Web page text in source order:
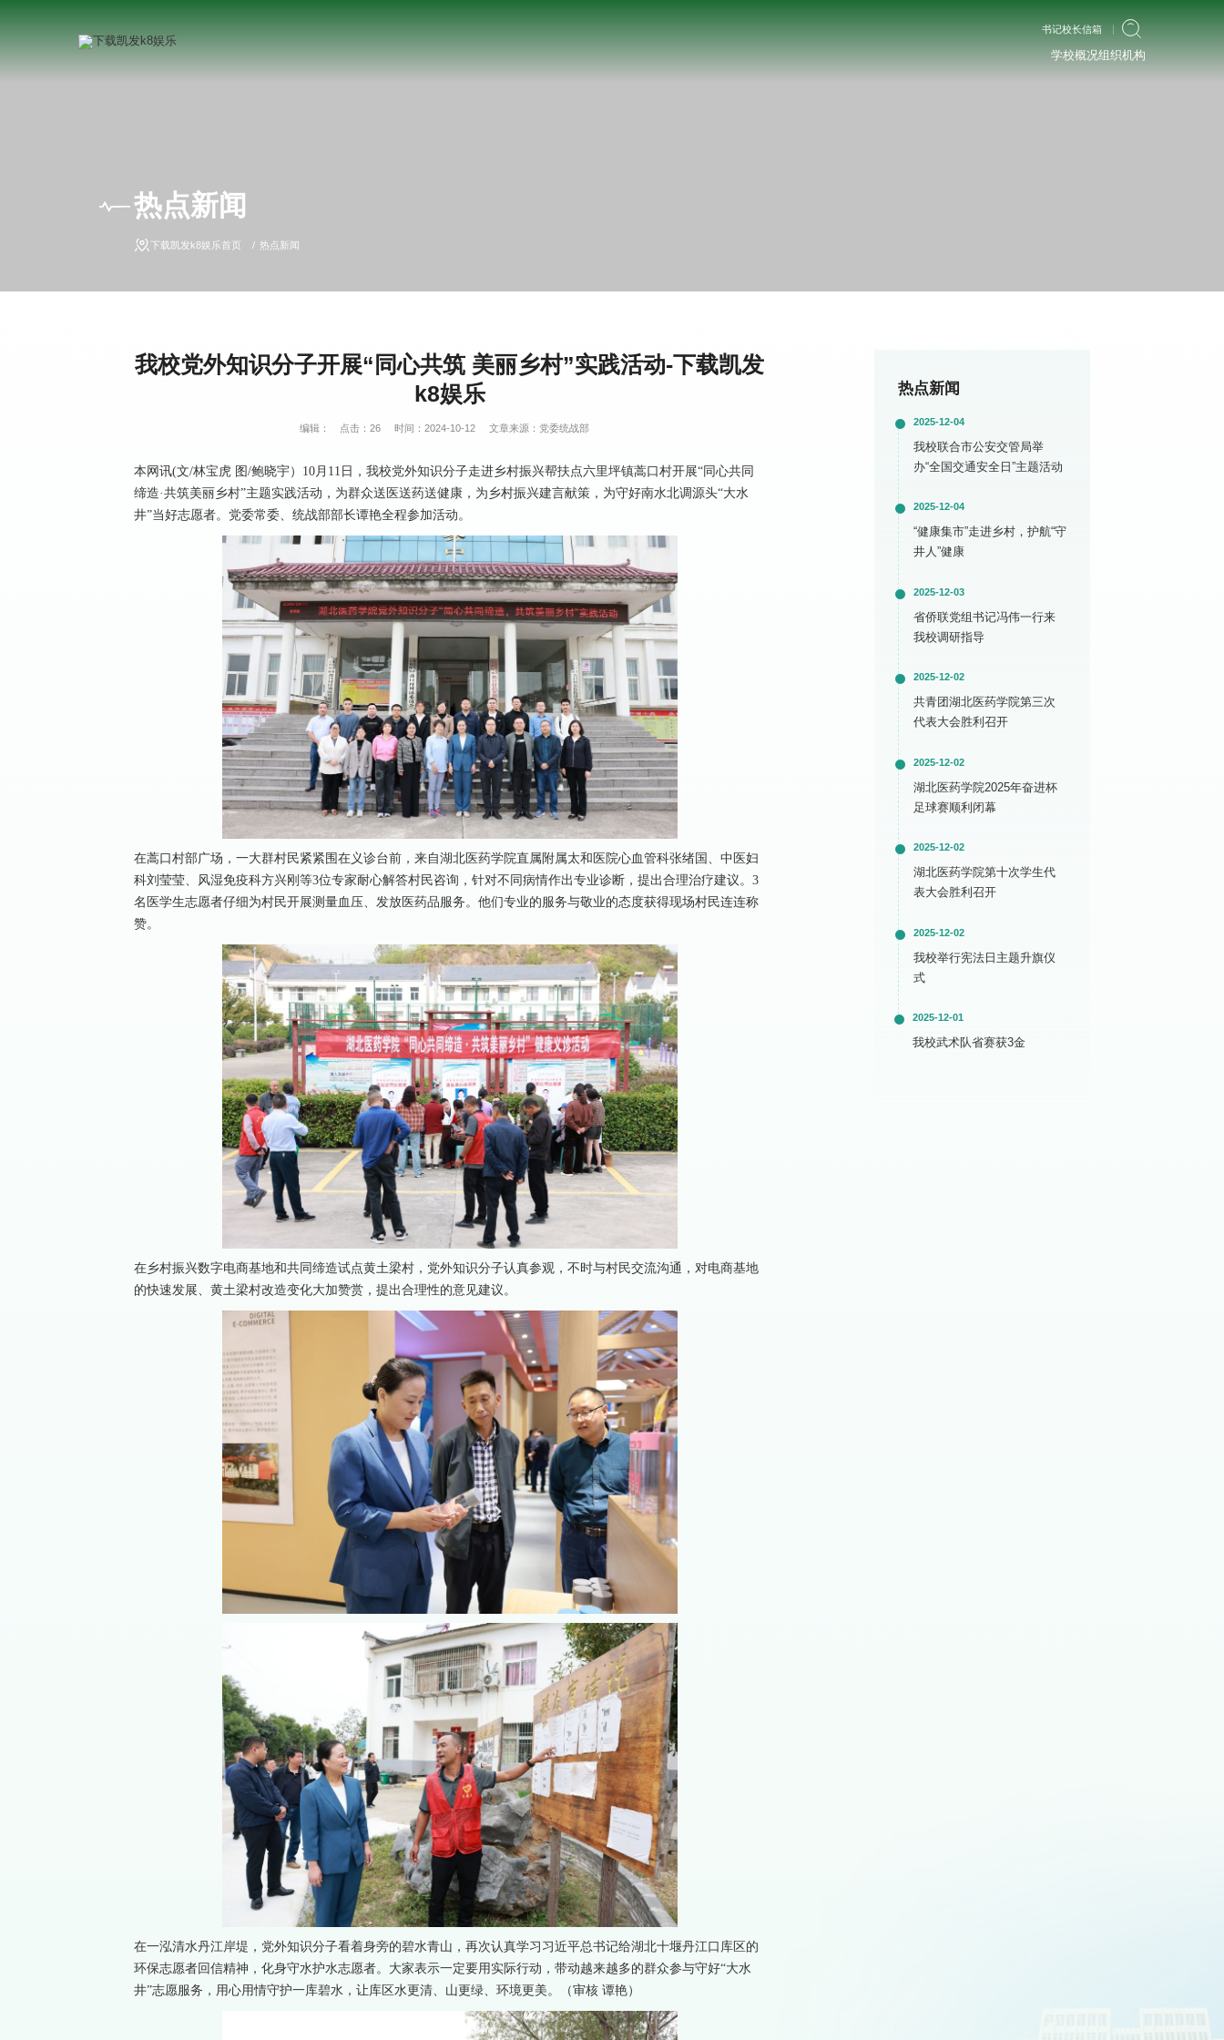
书记校长信箱
学校概况组织机构
热点新闻
下载凯发k8娱乐首页 热点新闻
我校党外知识分子开展“同心共筑 美丽乡村”实践活动-下载凯发
k8娱乐
编辑： 点击： 26 时间：2024-10-12 文章来源：党委统战部
本网讯(文/林宝虎 图/鲍晓宇）10月11日，我校党外知识分子走进乡村振兴帮扶点六里坪镇蒿口村开展“同心共同
缔造·共筑美丽乡村”主题实践活动，为群众送医送药送健康，为乡村振兴建言献策，为守好南水北调源头“大水
井”当好志愿者。党委常委、统战部部长谭艳全程参加活动。
在蒿口村部广场，一大群村民紧紧围在义诊台前，来自湖北医药学院直属附属太和医院心血管科张绪国、中医妇
科刘莹莹、风湿免疫科方兴刚等3位专家耐心解答村民咨询，针对不同病情作出专业诊断，提出合理治疗建议。3
名医学生志愿者仔细为村民开展测量血压、发放医药品服务。他们专业的服务与敬业的态度获得现场村民连连称
赞。
在乡村振兴数字电商基地和共同缔造试点黄土梁村，党外知识分子认真参观，不时与村民交流沟通，对电商基地
的快速发展、黄土梁村改造变化大加赞赏，提出合理性的意见建议。
在一泓清水丹江岸堤，党外知识分子看着身旁的碧水青山，再次认真学习习近平总书记给湖北十堰丹江口库区的
环保志愿者回信精神，化身守水护水志愿者。大家表示一定要用实际行动，带动越来越多的群众参与守好“大水
井”志愿服务，用心用情守护一库碧水，让库区水更清、山更绿、环境更美。（审核 谭艳）
热点新闻
2025-12-04
我校联合市公安交管局举
办“全国交通安全日”主题活动
2025-12-04
“健康集市”走进乡村，护航“守
井人”健康
2025-12-03
省侨联党组书记冯伟一行来
我校调研指导
2025-12-02
共青团湖北医药学院第三次
代表大会胜利召开
2025-12-02
湖北医药学院2025年奋进杯
足球赛顺利闭幕
2025-12-02
湖北医药学院第十次学生代
表大会胜利召开
2025-12-02
我校举行宪法日主题升旗仪
式
2025-12-01
我校武术队省赛获3金